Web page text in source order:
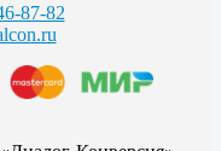
87-82